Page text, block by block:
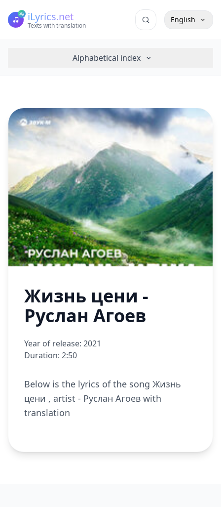
iLyrics.net
Texts with translation
English
Alphabetical index
Жизнь цени -
Руслан Агоев
Year of release: 2021
Duration: 2:50
Below is the lyrics of the song Жизнь
цени , artist - Руслан Агоев with
translation